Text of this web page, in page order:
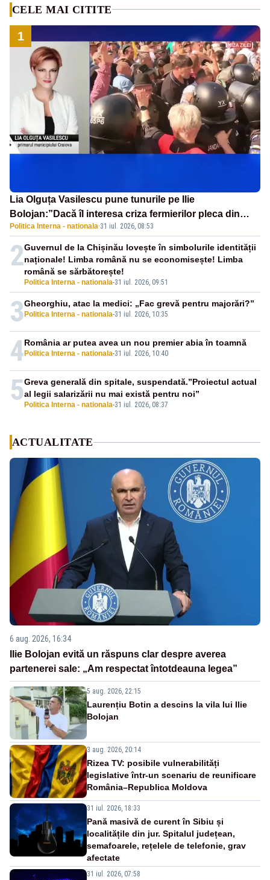
CELE MAI CITITE
1
Lia Olguța Vasilescu pune tunurile pe Ilie
Bolojan:”Dacă îl interesa criza fermierilor pleca din
funcție”
Politica Interna - nationala·31 iul. 2026, 08:53
2
Politica Interna - nationala-31 iul. 2026, 09:51
Guvernul de la Chișinău lovește în simbolurile identității
naționale! Limba română nu se economisește! Limba
română se sărbătorește!
3 Politica Interna - nationala-31 iul. 2026, 10:35
Gheorghiu, atac la medici: „Fac grevă pentru majorări?”
4 Politica Interna - nationala-31 iul. 2026, 10:40
România ar putea avea un nou premier abia în toamnă
5 Politica Interna - nationala-31 iul. 2026, 08:37
Greva generală din spitale, suspendată.”Proiectul actual
al legii salarizării nu mai există pentru noi”
ACTUALITATE
6 aug. 2026, 16:34
Ilie Bolojan evită un răspuns clar despre averea
partenerei sale: „Am respectat întotdeauna legea”
5 aug. 2026, 22:15
Laurențiu Botin a descins la vila lui Ilie
Bolojan
3 aug. 2026, 20:14
Rizea TV: posibile vulnerabilități
legislative într-un scenariu de reunificare
România–Republica Moldova
31 iul. 2026, 18:33
Pană masivă de curent în Sibiu și
localitățile din jur. Spitalul județean,
semafoarele, rețelele de telefonie, grav
afectate
31 iul. 2026, 07:58